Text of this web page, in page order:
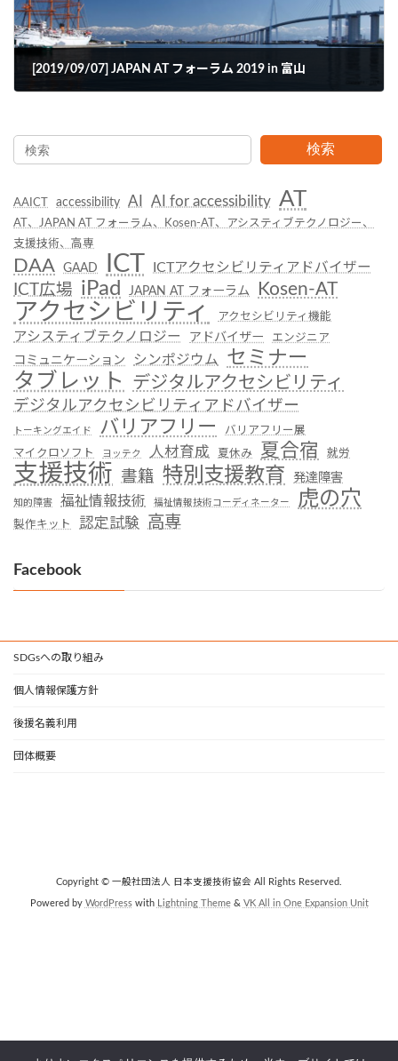
[2019/09/07] JAPAN AT フォーラム 2019 in 富山
検索
AAICT accessibility AI AI for accessibility AT
AT、JAPAN AT フォーラム、Kosen-AT、アシスティブテクノロジー、
支援技術、高専
DAA GAAD ICT ICTアクセシビリティアドバイザー
ICT広場 iPad JAPAN AT フォーラム Kosen-AT
アクセシビリティ アクセシビリティ機能
アシスティブテクノロジー アドバイザー エンジニア
コミュニケーション シンポジウム セミナー
タブレット デジタルアクセシビリティ
デジタルアクセシビリティアドバイザー
トーキングエイド バリアフリー バリアフリー展
マイクロソフト ヨッテク 人材育成 夏休み 夏合宿 就労
支援技術 書籍 特別支援教育 発達障害
知的障害 福祉情報技術 福祉情報技術コーディネーター 虎の穴
製作キット 認定試験 高専
Facebook
SDGsへの取り組み
個人情報保護方針
後援名義利用
団体概要
Copyright © 一般社団法人 日本支援技術協会 All Rights Reserved.
Powered by WordPresswith Lightning Theme& VK All in One Expansion Unit